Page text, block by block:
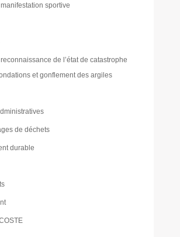
sportive
de l’état de catastrophe
et gonflement des argiles
de déchets
durable